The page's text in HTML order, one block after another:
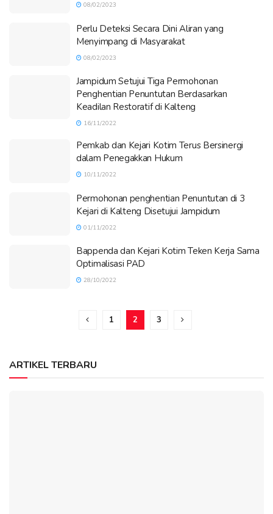
08/02/2023
Perlu Deteksi Secara Dini Aliran yang
Menyimpang di Masyarakat
08/02/2023
Jampidum Setujui Tiga Permohonan
Penghentian Penuntutan Berdasarkan
Keadilan Restoratif di Kalteng
16/11/2022
Pemkab dan Kejari Kotim Terus Bersinergi
dalam Penegakkan Hukum
10/11/2022
Permohonan penghentian Penuntutan di 3
Kejari di Kalteng Disetujui Jampidum
01/11/2022
Bappenda dan Kejari Kotim Teken Kerja Sama
Optimalisasi PAD
28/10/2022
1 2 3
ARTIKEL TERBARU